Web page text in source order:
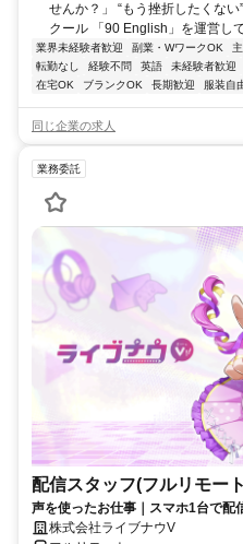
せんか？」 “もう挫折したくな
クール 「90 English」を運営し
業界未経験者歓迎 副業・WワークOK
転勤なし
経験不問 英語 未経験者歓迎
在宅OK
ブランクOK 長期歓迎 服装自
同じ企業の求人
業務委託
配信スタッフ(フルリモー
声を使ったお仕事｜スマホ1台で
～OK♪
株式会社ライブナウV